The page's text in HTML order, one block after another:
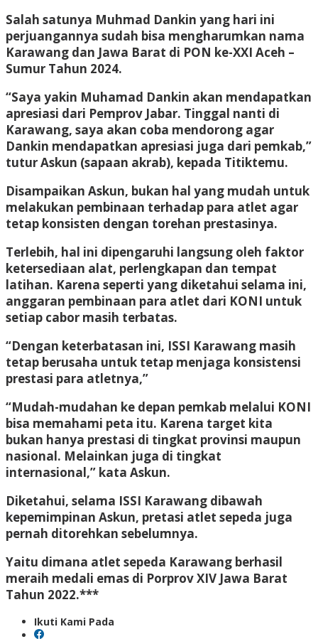
Salah satunya Muhmad Dankin yang hari ini
perjuangannya sudah bisa mengharumkan nama
Karawang dan Jawa Barat di PON ke-XXI Aceh –
Sumur Tahun 2024.
“Saya yakin Muhamad Dankin akan mendapatkan
apresiasi dari Pemprov Jabar. Tinggal nanti di
Karawang, saya akan coba mendorong agar
Dankin mendapatkan apresiasi juga dari pemkab,”
tutur Askun (sapaan akrab), kepada Titiktemu.
Disampaikan Askun, bukan hal yang mudah untuk
melakukan pembinaan terhadap para atlet agar
tetap konsisten dengan torehan prestasinya.
Terlebih, hal ini dipengaruhi langsung oleh faktor
ketersediaan alat, perlengkapan dan tempat
latihan. Karena seperti yang diketahui selama ini,
anggaran pembinaan para atlet dari KONI untuk
setiap cabor masih terbatas.
“Dengan keterbatasan ini, ISSI Karawang masih
tetap berusaha untuk tetap menjaga konsistensi
prestasi para atletnya,”
“Mudah-mudahan ke depan pemkab melalui KONI
bisa memahami peta itu. Karena target kita
bukan hanya prestasi di tingkat provinsi maupun
nasional. Melainkan juga di tingkat
internasional,” kata Askun.
Diketahui, selama ISSI Karawang dibawah
kepemimpinan Askun, pretasi atlet sepeda juga
pernah ditorehkan sebelumnya.
Yaitu dimana atlet sepeda Karawang berhasil
meraih medali emas di Porprov XIV Jawa Barat
Tahun 2022.***
Ikuti Kami Pada